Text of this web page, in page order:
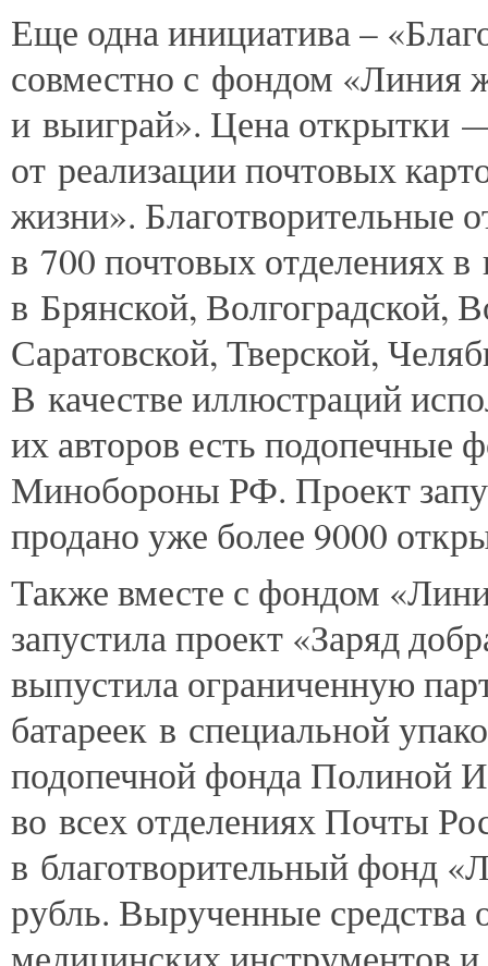
Еще одна инициатива –
совместно с фондом «Линия
и выиграй». Цена открытки
от реализации почтовых
жизни». Благотворительные
в 700 почтовых отделениях
в Брянской, Волгоградской,
Саратовской, Тверской,
В качестве иллюстраций
их авторов есть подопечные
Минобороны РФ. Проект
продано уже более 9000
Также вместе с фондом
запустила проект «Заряд
выпустила ограниченную
батареек в специальной
подопечной фонда Полиной
во всех отделениях Почты
в благотворительный фонд
рубль. Вырученные средства